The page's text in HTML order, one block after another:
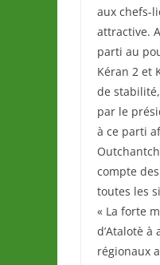
aux chefs-
attractive.
parti au
Kéran 2 et
de
par le
à ce parti
compte
toutes les
« La forte
d’Atalotè
régionaux